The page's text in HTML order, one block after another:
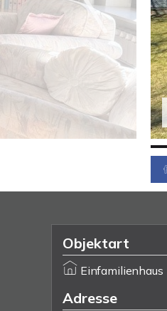
Objektart
Einfamilienhaus
Adresse